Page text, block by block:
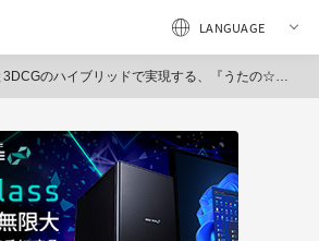
イブリッドで実現する、『うたの☆プリンスさまっ♪ マジLOVEレジェンドスター』3グループ18人の決戦ライブシーン